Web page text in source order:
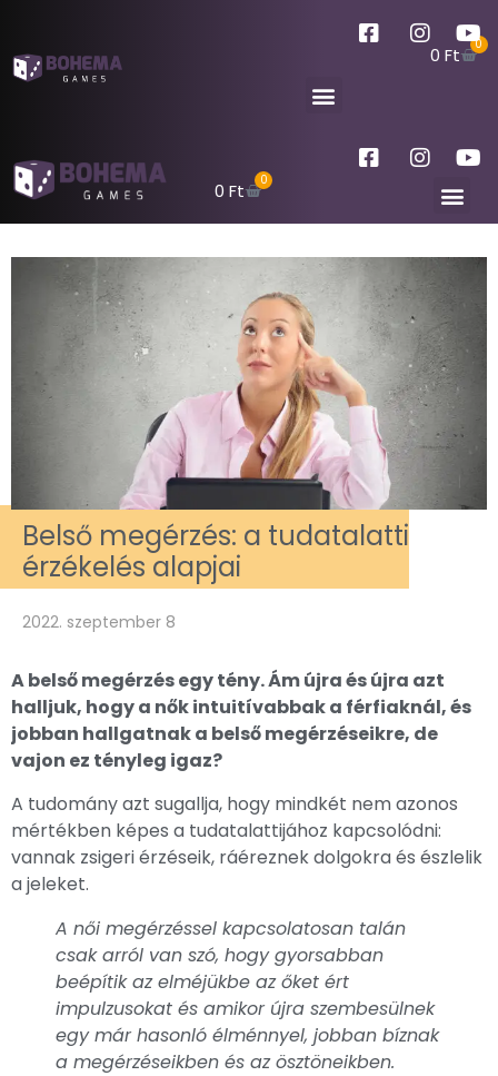
0 Ft 0
0Ft 0
Belső megérzés: a tudatalatti
érzékelés alapjai
2022. szeptember 8
A belső megérzés egy tény. Ám újra és újra azt
halljuk, hogy a nők intuitívabbak a férfiaknál, és
jobban hallgatnak a belső megérzéseikre, de
vajon ez tényleg igaz?
A tudomány azt sugallja, hogy mindkét nem azonos
mértékben képes a tudatalattijához kapcsolódni:
vannak zsigeri érzéseik, ráéreznek dolgokra és észlelik
a jeleket.
A női megérzéssel kapcsolatosan talán
csak arról van szó, hogy gyorsabban
beépítik az elméjükbe az őket ért
impulzusokat és amikor újra szembesülnek
egy már hasonló élménnyel, jobban bíznak
a megérzéseikben és az ösztöneikben.